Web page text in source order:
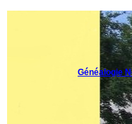
Généalogie